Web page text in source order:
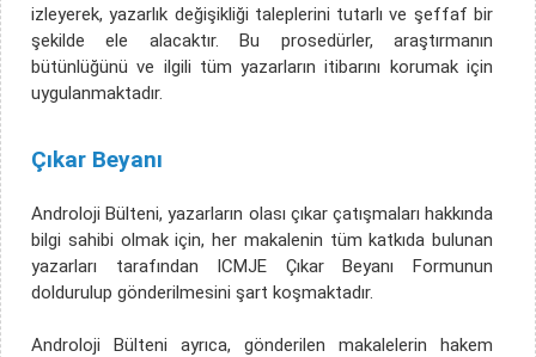
izleyerek, yazarlık değişikliği taleplerini tutarlı ve şeffaf bir
şekilde ele alacaktır. Bu prosedürler, araştırmanın
bütünlüğünü ve ilgili tüm yazarların itibarını korumak için
uygulanmaktadır.
Çıkar Beyanı
Androloji Bülteni, yazarların olası çıkar çatışmaları hakkında
bilgi sahibi olmak için, her makalenin tüm katkıda bulunan
yazarları tarafından ICMJE Çıkar Beyanı Formunun
doldurulup gönderilmesini şart koşmaktadır.
Androloji Bülteni ayrıca, gönderilen makalelerin hakem